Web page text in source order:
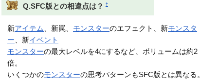
Q.SFC版との相違点は？ †
新アイテム 、新罠、 モンスターのエフェクト、新モンスタ
ー 、新イベント
モンスターの最大レベルを4にするなど、ボリュームは約2
倍。
いくつかのモンスターの思考パターンもSFC版とは異なる。